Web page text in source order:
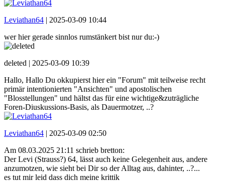
Leviathan64 | 2025-03-09 10:44
wer hier gerade sinnlos rumstänkert bist nur du:-)
deleted | 2025-03-09 10:39
Hallo, Hallo Du okkupierst hier ein "Forum" mit teilweise recht
primär intentionierten "Ansichten" und apostolischen
"Blosstellungen" und hältst das für eine wichtige&zuträgliche
Foren-Diuskussions-Basis, als Dauermotzer, ..?
Leviathan64 | 2025-03-09 02:50
Am 08.03.2025 21:11 schrieb bretton:
Der Levi (Strauss?) 64, lässt auch keine Gelegenheit aus, andere
anzumotzen, wie sieht bei Dir so der Alltag aus, dahinter, ..?...
es tut mir leid dass dich meine krittik